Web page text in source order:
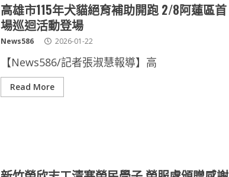
高雄市115年犬貓絕育補助開跑 2/8阿蓮區首
場巡迴活動登場
News586 2026-01-22
【News586/記者張淑慧報導】高
Read More